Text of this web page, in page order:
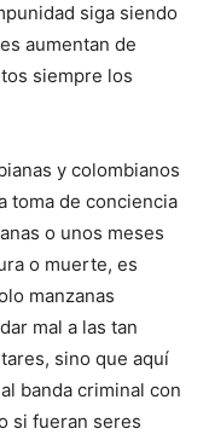
siga siendo
aumentan de
siempre los
y colombianos
toma de conciencia
o unos meses
o muerte, es
manzanas
mal a las tan
sino que aquí
banda criminal con
si fueran seres